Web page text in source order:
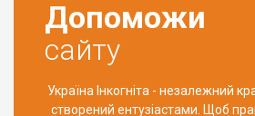
Допоможи
сайту
Україна Інкогніта - незалежний
створений ентузіастами. Щоб